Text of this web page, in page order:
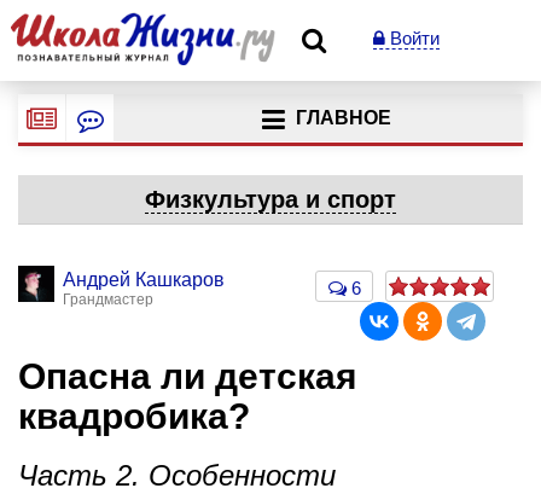
Войти
ГЛАВНОЕ
Физкультура и спорт
Андрей Кашкаров
Грандмастер
6
Опасна ли детская
квадробика?
Часть 2. Особенности